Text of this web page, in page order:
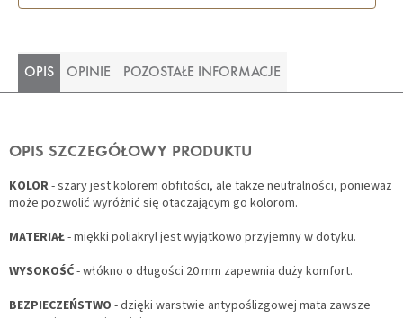
OPIS OPINIE POZOSTAŁE INFORMACJE
OPIS SZCZEGÓŁOWY PRODUKTU
KOLOR- szary jest kolorem obfitości, ale także neutralności, ponieważ
może pozwolić wyróżnić się otaczającym go kolorom.
MATERIAŁ- miękki poliakryl jest wyjątkowo przyjemny w dotyku.
WYSOKOŚĆ- włókno o długości 20 mm zapewnia duży komfort.
BEZPIECZEŃSTWO - dzięki warstwie antypoślizgowej mata zawsze